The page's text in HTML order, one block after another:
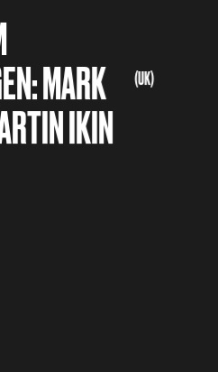
MARK
IKIN
(UK)